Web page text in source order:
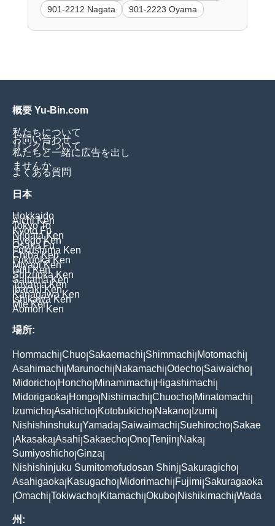
901-2212 Nagata
901-2223 Oyama
概要 Yu-Bin.com
私たちについて
お問い合わせ
リンクについて
私たちと一緒に広告を出し
ませんか
よくある質問
日本
Hokkaido
Aichi Ken
Tokyo To
Kyoto Fu
Niigata Ken
Hyogo Ken
Osaka Fu
Fukushima Ken
Chiba Ken
Fukuoka Ken
Miyagi Ken
Gifu Ken
Shizuoka Ken
Saitama Ken
Toyama Ken
Ibaraki Ken
Kanagawa Ken
Ishikawa Ken
Mie Ken
Aomori Ken
場所:
Hommachi Chuo Sakaemachi Shimmachi Motomachi
Asahimachi Marunochi Nakamachi Odecho Saiwaicho
Midoricho Honcho Minamimachi Higashimachi
Midorigaoka Hongo Nishimachi Chuocho Minatomachi
Izumicho Asahicho Kotobukicho Nakano Izumi
Nishishinshuku Yamada Saiwaimachi Suehirocho Sakae
Akasaka Asahi Sakaecho Ono Tenjin Naka
Sumiyoshicho Ginza
Nishishinjuku Sumitomofudosan Shinj Sakuragicho
Asahigaoka Kasugacho Midorimachi Fujimi Sakuragaoka
Omachi Tokiwacho Kitamachi Okubo Nishikimachi Wada
州: